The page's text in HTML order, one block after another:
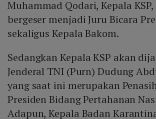
Muhammad Qodari, Kepala
bergeser menjadi Juru Bicara
sekaligus Kepala Bakom.
Sedangkan Kepala KSP akan
Jenderal TNI (Purn) Dudung
yang saat ini merupakan
Presiden Bidang Pertahanan
Adapun, Kepala Badan